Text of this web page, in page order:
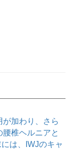
加わり、さら
椎ヘルニアと
は、IWJのキャ